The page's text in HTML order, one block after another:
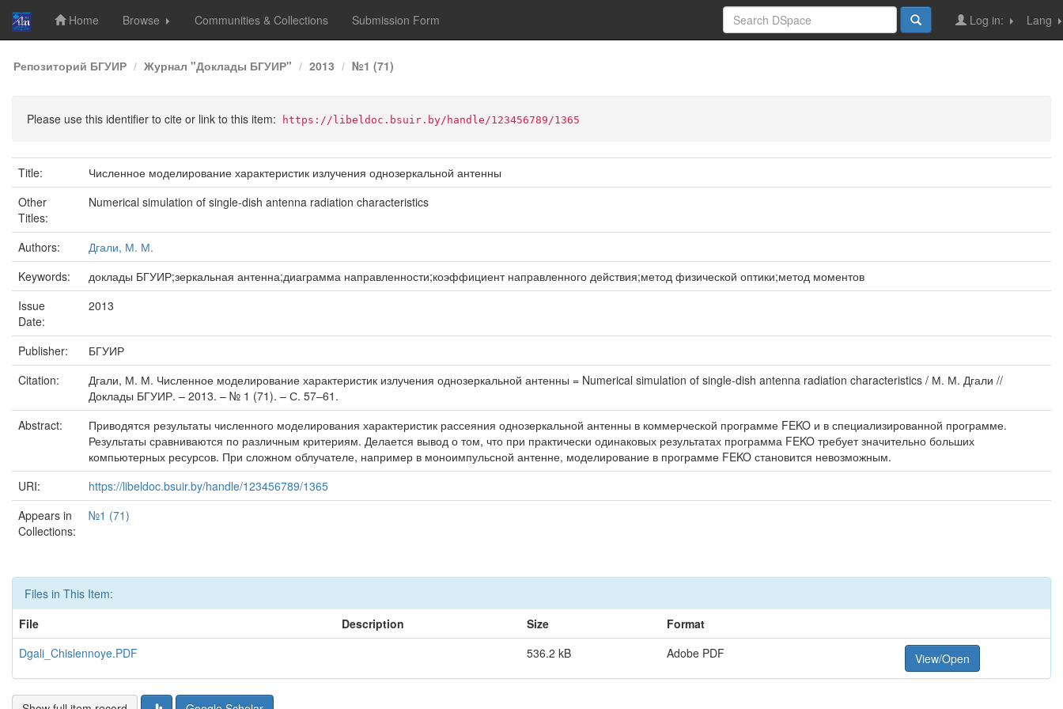
Skip
navigation
Home Browse Communities & Collections Submission Form Lang
Log in:
Репозиторий БГУИР Журнал "Доклады БГУИР" 2013 №1 (71)
Please use this identifier to cite or link to this item: https://libeldoc.bsuir.by/handle/123456789/1365
Title:
Численное моделирование характеристик излучения однозеркальной антенны
Other
Titles:
Numerical simulation of single-dish antenna radiation characteristics
Authors:
Дгали, М. М.
Keywords:
доклады БГУИР;зеркальная антенна;диаграмма направленности;коэффициент направленного действия;метод физической оптики;метод моментов
Issue
Date:
2013
Publisher:
БГУИР
Citation:
Дгали, М. М. Численное моделирование характеристик излучения однозеркальной антенны = Numerical simulation of single-dish antenna radiation characteristics / М. М. Дгали //
Доклады БГУИР. – 2013. – № 1 (71). – С. 57–61.
Abstract:
Приводятся результаты численного моделирования характеристик рассеяния однозеркальной антенны в коммерческой программе FEKO и в специализированной программе.
Результаты сравниваются по различным критериям. Делается вывод о том, что при практически одинаковых результатах программа FEKO требует значительно больших
компьютерных ресурсов. При сложном облучателе, например в моноимпульсной антенне, моделирование в программе FEKO становится невозможным.
URI:
https://libeldoc.bsuir.by/handle/123456789/1365
Appears in
Collections:
№1 (71)
Files in This Item:
File
Description Size
Format
Dgali_Chislennoye.PDF
536.2 kB Adobe PDF View/Open